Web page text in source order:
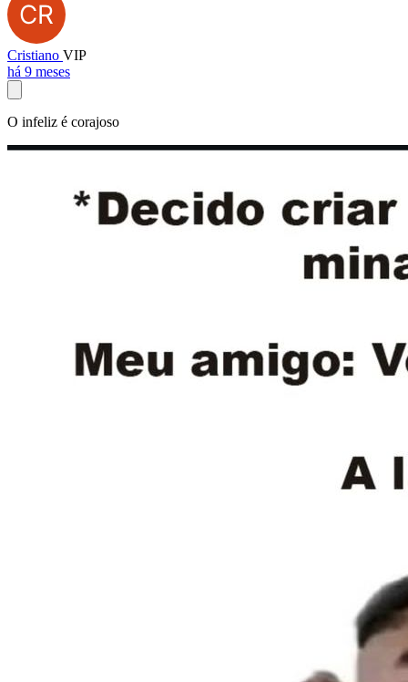
Cristiano VIP
há 9 meses
O infeliz é corajoso